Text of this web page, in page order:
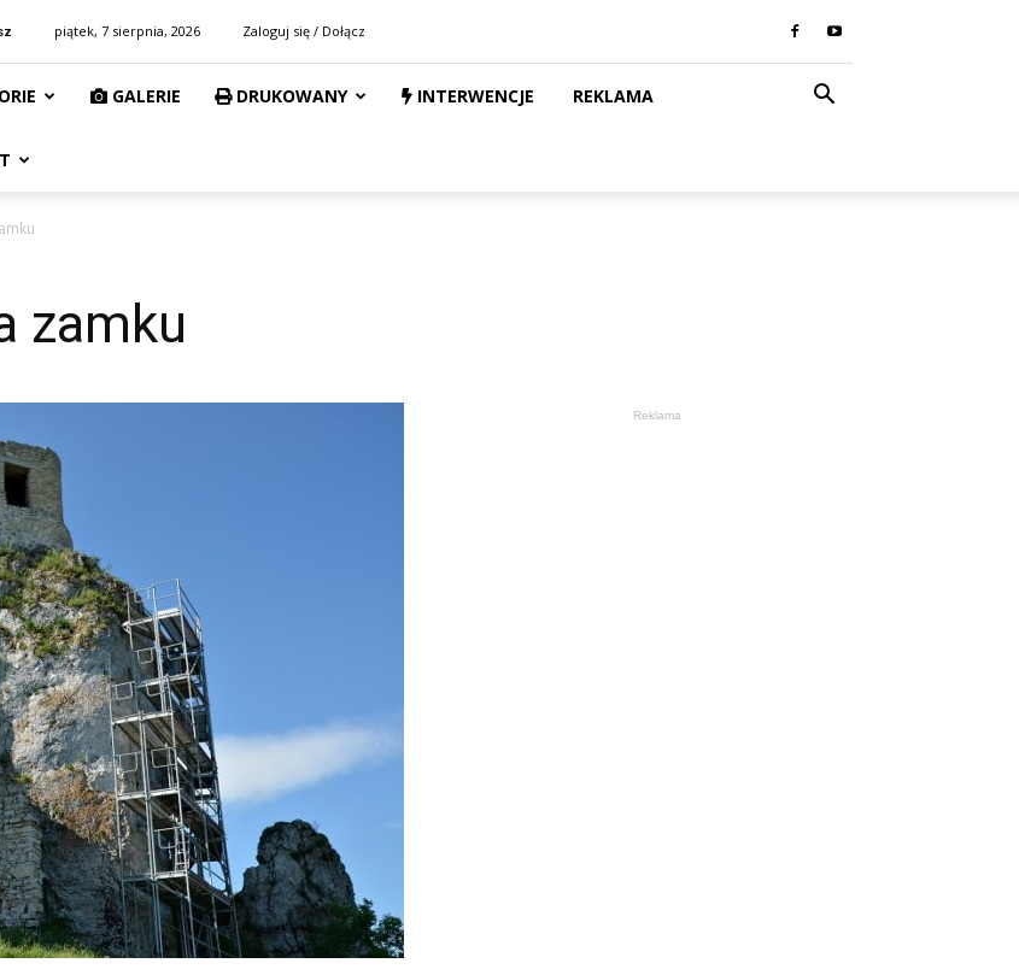
piątek, 7 sierpnia, 2026 Zaloguj się / Dołącz
GALERIE DRUKOWANY INTERWENCJE REKLAMA
zamku
Reklama